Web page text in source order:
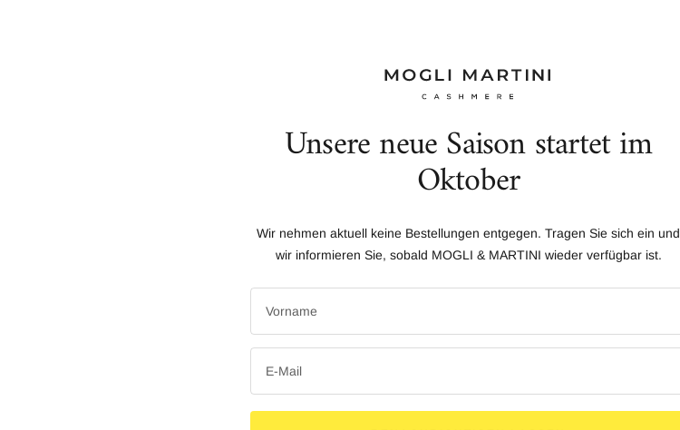
Unsere neue Saison startet im
Oktober
Wir nehmen aktuell keine Bestellungen entgegen. Tragen Sie sich ein und
wir informieren Sie, sobald MOGLI & MARTINI wieder verfügbar ist.
Vorname
E-Mail